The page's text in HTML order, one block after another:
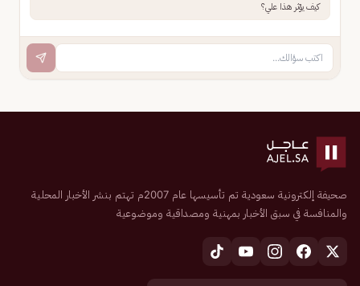
كيف يؤثر هذا علي؟
صحيفة إلكترونية سعودية تم تأسيسها عام 2007م تهتم بنشر الأخبار المحلية
والمنافسة في سبق الأخبار بمهنية ومصداقية وموضوعية